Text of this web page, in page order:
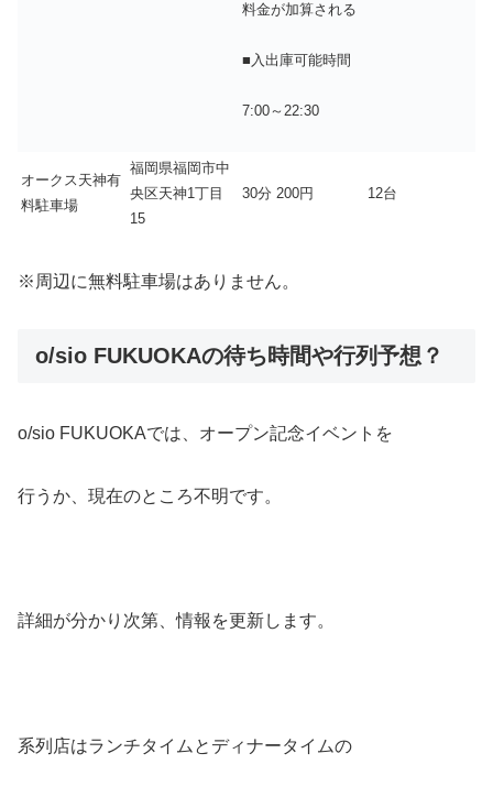
料金が加算される
■入出庫可能時間
7:00～22:30
オークス天神有
料駐車場
福岡県福岡市中
央区天神1丁目
15
30分 200円 12台
※周辺に無料駐車場はありません。
o/sio FUKUOKAの待ち時間や行列予想？
o/sio FUKUOKAでは、オープン記念イベントを
行うか、現在のところ不明です。
詳細が分かり次第、情報を更新します。
系列店はランチタイムとディナータイムの